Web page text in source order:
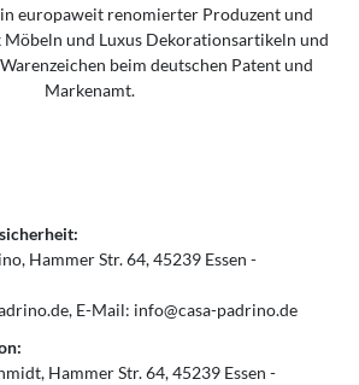
europaweit renomierter Produzent und
und Luxus Dekorationsartikeln und
beim deutschen Patent und
Markenamt.
Hammer Str.64 45239 Essen
E-Mail: info@casa-padrino.de
Hammer Str.64 45239 Essen